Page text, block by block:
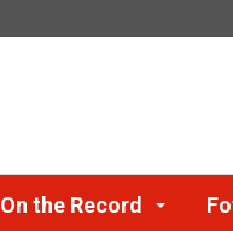
On the Record